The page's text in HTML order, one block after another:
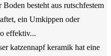
besteht aus rutschfestem
ein Umkippen oder
effektiv...
katzennapf keramik hat eine